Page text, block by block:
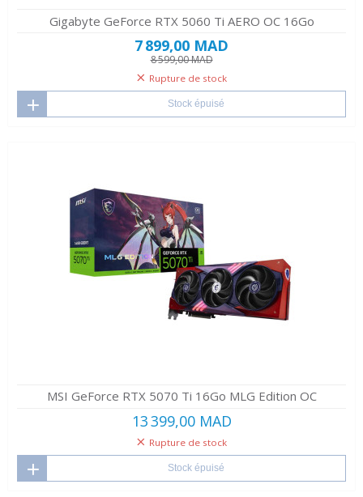
Gigabyte GeForce RTX 5060 Ti AERO OC 16Go
7 899,00 MAD
8 599,00 MAD
Rupture de stock
Stock épuisé
MSI GeForce RTX 5070 Ti 16Go MLG Edition OC
13 399,00 MAD
Rupture de stock
Stock épuisé